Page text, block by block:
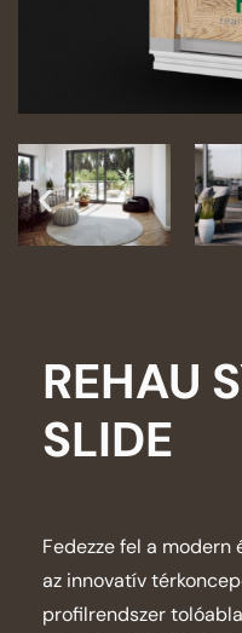
REHAU
SLIDE
Fedezze fel a
az innovatív
profilrendszer